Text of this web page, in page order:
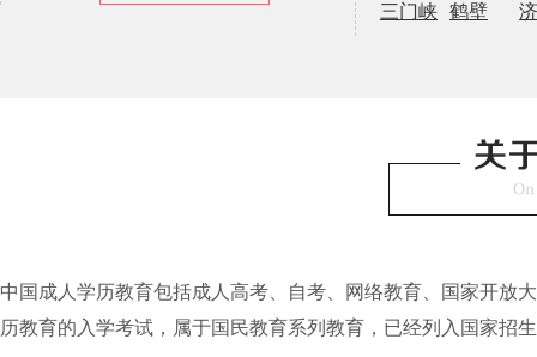
三门峡 鹤壁
中国成人学历教育包括成人高考、自考、网络教育、国家开放
历教育的入学考试，属于国民教育系列教育，已经列入国家招